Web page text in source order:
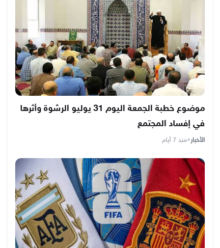
موضوع خطبة الجمعة اليوم 31 يوليو الرشوة وأثرها
في إفساد المجتمع
الأخبار•منذ 7 أيام